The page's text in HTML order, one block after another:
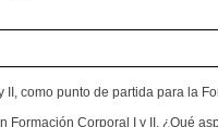
como punto de partida para la
Corporal I y II. ¿Qué